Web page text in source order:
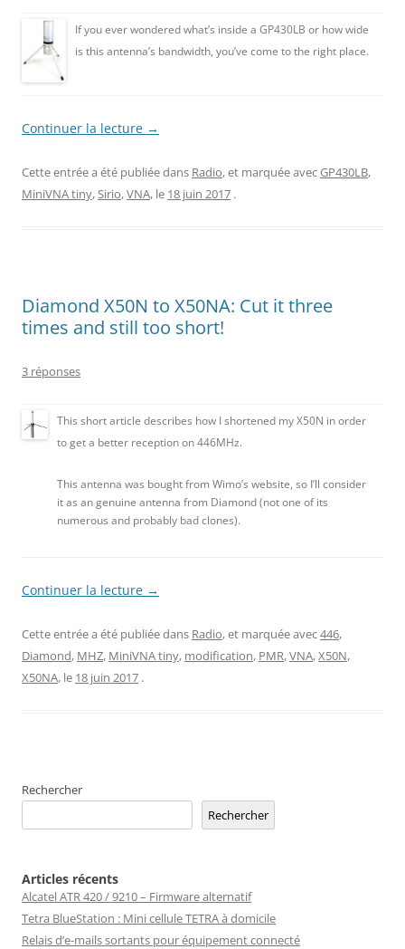
If you ever wondered what’s inside a GP430LB or how wide
is this antenna’s bandwidth, you’ve come to the right place.
Continuer la lecture →
Cette entrée a été publiée dans Radio, et marquée avecGP430LB,
MiniVNA tiny,Sirio,VNA, le 18 juin 2017 .
Diamond X50N to X50NA: Cut it three
times and still too short!
3 réponses
This short article describes how I shortened my X50N in order
to get a better reception on 446MHz.
This antenna was bought from Wimo’s website, so I’ll consider
it as an genuine antenna from Diamond (not one of its
numerous and probably bad clones).
Continuer la lecture →
Cette entrée a été publiée dans Radio, et marquée avec446,
Diamond, MHZ, MiniVNA tiny, modification, PMR,VNA,X50N,
X50NA, le 18 juin 2017 .
Rechercher
Rechercher
Articles récents
Alcatel ATR 420 / 9210 – Firmware alternatif
Tetra BlueStation : Mini cellule TETRA à domicile
Relais d’e-mails sortants pour équipement connecté